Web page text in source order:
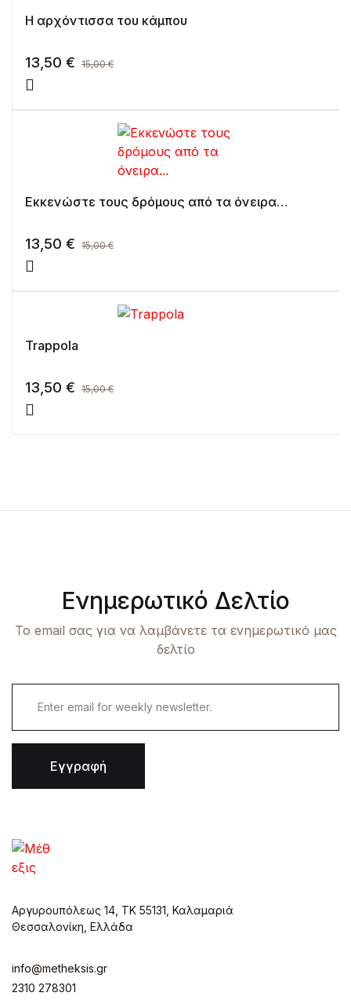
Η αρχόντισσα του κάμπου
13,50 € 15,00€
Εκκενώστε τους δρόμους από τα όνειρα…
13,50 € 15,00€
Trappola
13,50 € 15,00€
Ενημερωτικό Δελτίο
Το email σας για να λαμβάνετε τα ενημερωτικό μας
δελτίο
Εγγραφή
Αργυρουπόλεως 14, ΤΚ 55131, Καλαμαριά
Θεσσαλονίκη, Ελλάδα
info@metheksis.gr
2310 278301